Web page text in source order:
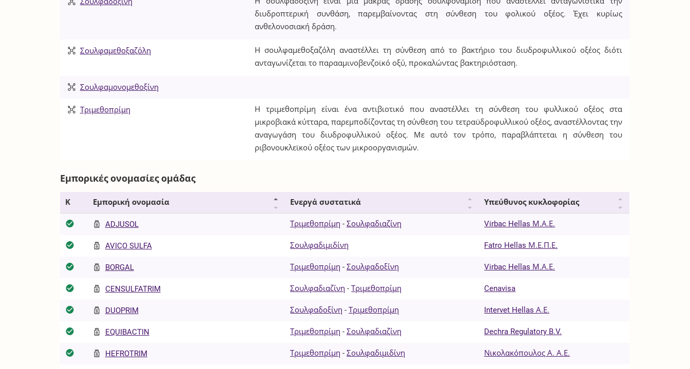
διυδροπτερική συνθάση, παρεμβαίνοντας στη σύνθεση του φολικού οξέος. Έχει κυρίως
ανθελονοσιακή δράση.
Σουλφαμεθοξαζόλη
Η σουλφαμεθοξαζόλη αναστέλλει τη σύνθεση από το βακτήριο του διυδροφυλλικού οξέος διότι
ανταγωνίζεται το παρααμινοβενζοϊκό οξύ, προκαλώντας βακτηριόσταση.
Σουλφαμονομεθοξίνη
Τριμεθοπρίμη
Η τριμεθοπρίμη είναι ένα αντιβιοτικό που αναστέλλει τη σύνθεση του φυλλικού οξέος στα
μικροβιακά κύτταρα, παρεμποδίζοντας τη σύνθεση του τετραϋδροφυλλικού οξέος, αναστέλλοντας την
αναγωγάση του διυδροφυλλικού οξέος. Με αυτό τον τρόπο, παραβλάπτεται η σύνθεση του
ριβονουκλεϊκού οξέος των μικροοργανισμών.
Εμπορικές ονομασίες ομάδας
Κ Εμπορική ονομασία Ενεργά συστατικά Υπεύθυνος κυκλοφορίας
ADJUSOL Τριμεθοπρίμη -Σουλφαδιαζίνη Virbac Hellas Μ.Α.Ε.
AVICO SULFA Σουλφαδιμιδίνη Fatro Hellas Μ.Ε.Π.Ε.
BORGAL Τριμεθοπρίμη -Σουλφαδοξίνη Virbac Hellas Μ.Α.Ε.
CENSULFATRIM Σουλφαδιαζίνη -Τριμεθοπρίμη Cenavisa
DUOPRIM Σουλφαδοξίνη -Τριμεθοπρίμη Intervet Hellas Α.Ε.
EQUIBACTIN Τριμεθοπρίμη -Σουλφαδιαζίνη Dechra Regulatory B.V.
HEFROTRIM Τριμεθοπρίμη -Σουλφαδιμιδίνη Νικολακόπουλος Α. Α.Ε.